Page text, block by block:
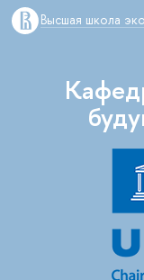
Высшая школа